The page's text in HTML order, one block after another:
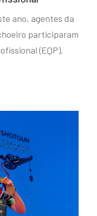
ano, agentes da
participaram
(EQP).